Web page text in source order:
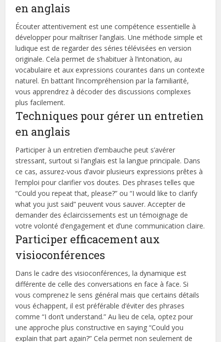
en anglais
Écouter attentivement est une compétence essentielle à
développer pour maîtriser l’anglais. Une méthode simple et
ludique est de regarder des séries télévisées en version
originale. Cela permet de s’habituer à l’intonation, au
vocabulaire et aux expressions courantes dans un contexte
naturel. En battant l’incompréhension par la familiarité,
vous apprendrez à décoder des discussions complexes
plus facilement.
Techniques pour gérer un entretien
en anglais
Participer à un entretien d’embauche peut s’avérer
stressant, surtout si l’anglais est la langue principale. Dans
ce cas, assurez-vous d’avoir plusieurs expressions prêtes à
l’emploi pour clarifier vos doutes. Des phrases telles que
“Could you repeat that, please?” ou “I would like to clarify
what you just said” peuvent vous sauver. Accepter de
demander des éclaircissements est un témoignage de
votre volonté d’engagement et d’une communication claire.
Participer efficacement aux
visioconférences
Dans le cadre des visioconférences, la dynamique est
différente de celle des conversations en face à face. Si
vous comprenez le sens général mais que certains détails
vous échappent, il est préférable d’éviter des phrases
comme “I don’t understand.” Au lieu de cela, optez pour
une approche plus constructive en saying “Could you
explain that part again?” Cela permet non seulement de